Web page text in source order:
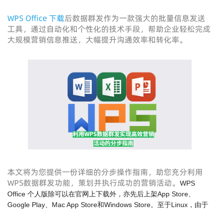
WPS Office 下载后数据群发作为一款强大的批量信息发送
工具，通过自动化和个性化的技术手段，帮助企业轻松完成
大规模营销信息推送，大幅提升沟通效率和转化率。
本文将为您提供一份详细的分步操作指南，助您充分利用
WPS数据群发功能，策划并执行成功的营销活动。
WPS
Office 个人版除可以在官网上下载外，亦先后上架App Store、
Google Play、Mac App Store和Windows Store。至于Linux，由于